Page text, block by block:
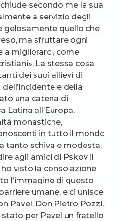
secondo me la sua
a servizio degli
gelosamente quello che
ma sfruttare ogni
a migliorarci, come
La stessa cosa
dei suoi allievi di
e della
una catena di
Latina all’Europa,
monastiche,
in tutto il mondo
tanto schiva e modesta.
agli amici di Pskov il
visto la consolazione
l’immagine di questo
umane, e ci unisce
Pavel. Don Pietro Pozzi,
stato per Pavel un fratello